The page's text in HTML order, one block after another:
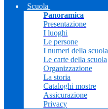
Scuola
Panoramica
Presentazione
I luoghi
Le persone
I numeri della scuola
Le carte della scuola
Organizzazione
La storia
Cataloghi mostre
Assicurazione
Privacy